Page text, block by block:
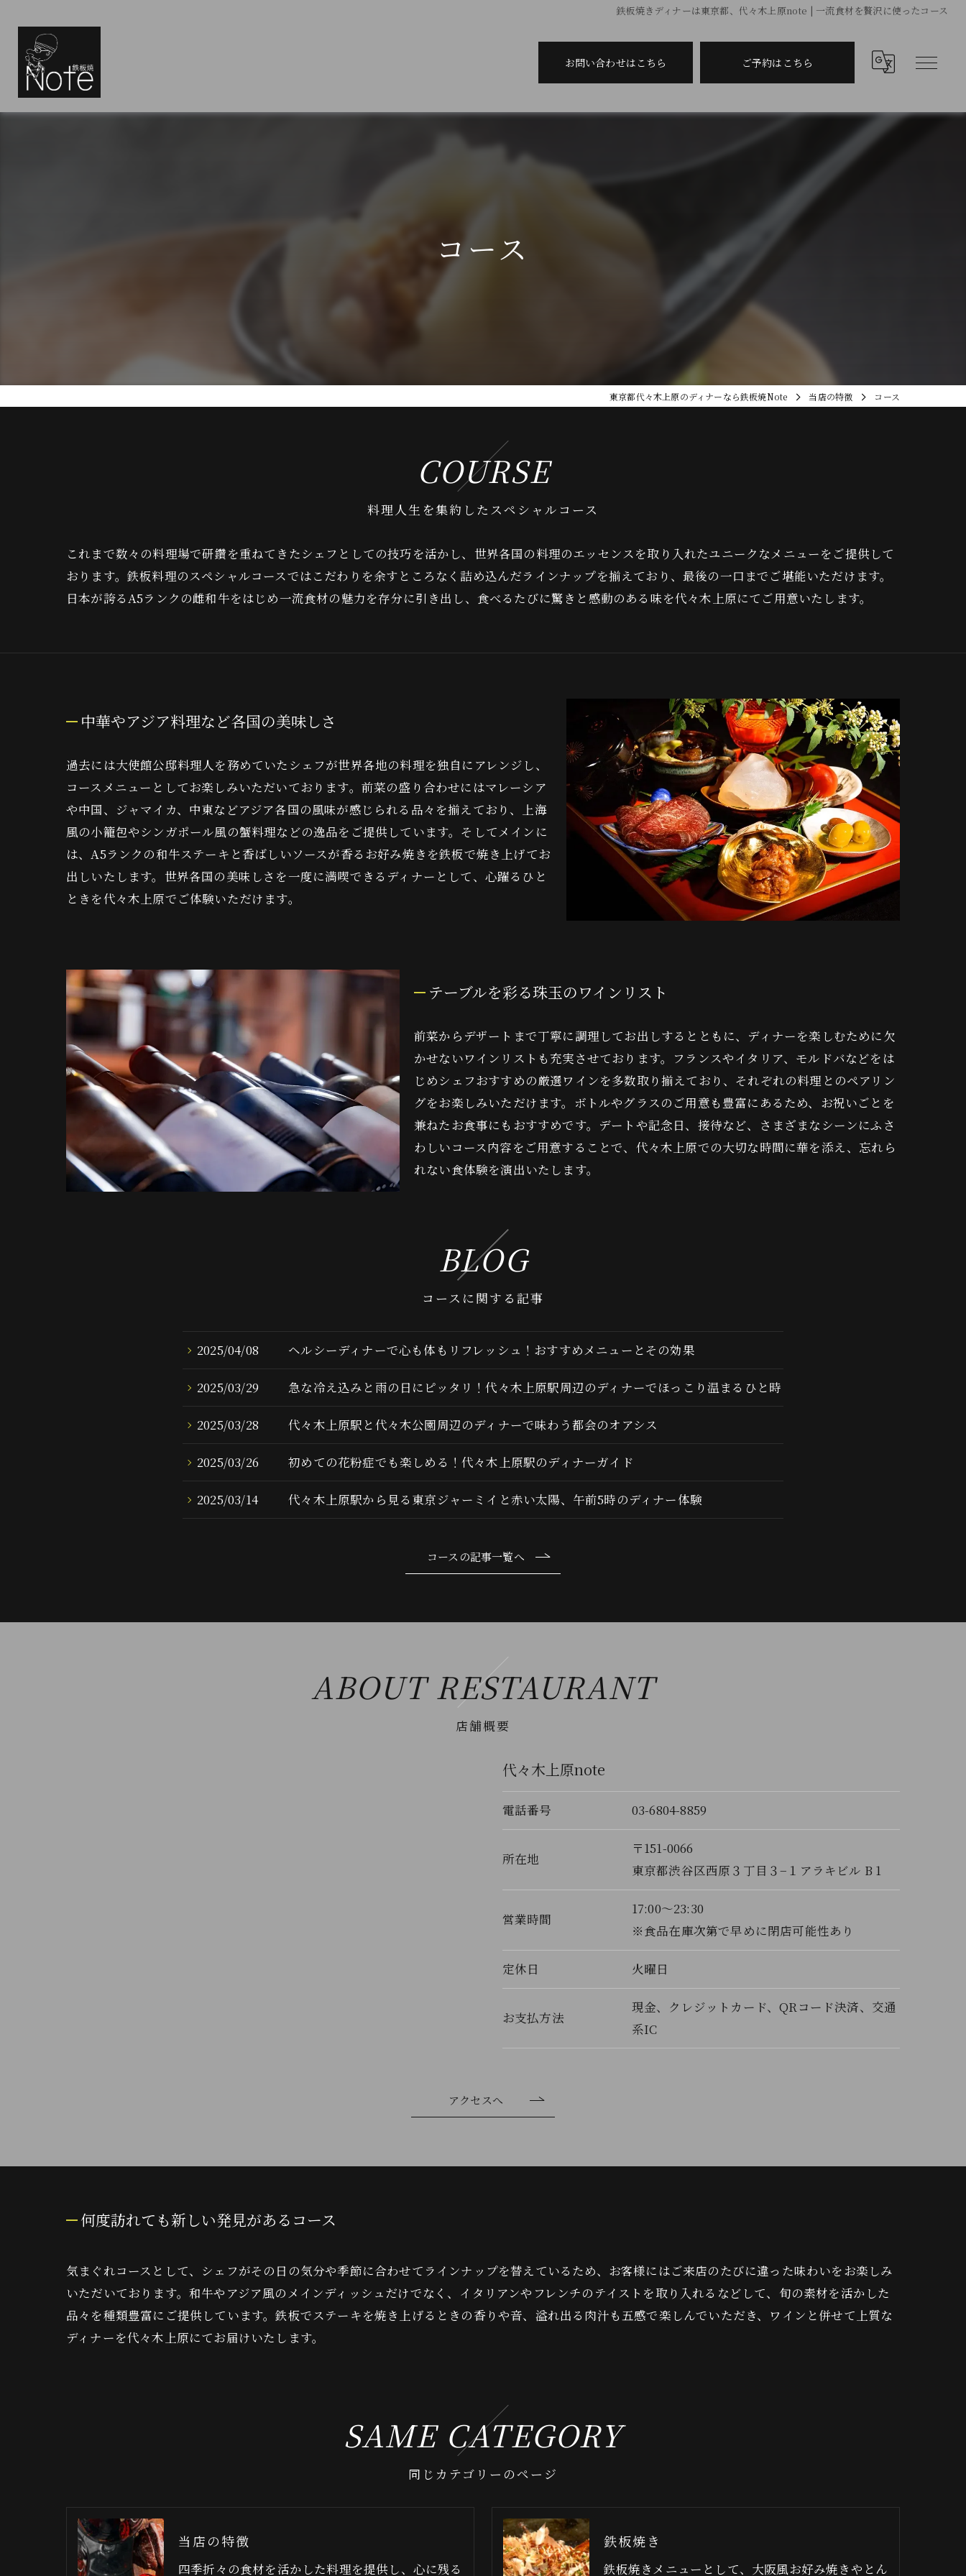
鉄板焼きディナーは東京都、代々木上原note | 一流食材を贅沢に使ったコース
お問い合わせはこちら ご予約はこちら
コース
東京都代々木上原のディナーなら鉄板焼Note 当店の特徴 コース
料理人生を集約したスペシャルコース
COURSE
これまで数々の料理場で研鑽を重ねてきたシェフとしての技巧を活かし、世界各国の料理のエッセンスを取り入れたユニークなメニューをご提供して
おります。鉄板料理のスペシャルコースではこだわりを余すところなく詰め込んだラインナップを揃えており、最後の一口までご堪能いただけます。
日本が誇るA5ランクの雌和牛をはじめ一流食材の魅力を存分に引き出し、食べるたびに驚きと感動のある味を代々木上原にてご用意いたします。
中華やアジア料理など各国の美味しさ
過去には大使館公邸料理人を務めていたシェフが世界各地の料理を独自にアレンジし、
コースメニューとしてお楽しみいただいております。前菜の盛り合わせにはマレーシア
や中国、ジャマイカ、中東などアジア各国の風味が感じられる品々を揃えており、上海
風の小籠包やシンガポール風の蟹料理などの逸品をご提供しています。そしてメインに
は、A5ランクの和牛ステーキと香ばしいソースが香るお好み焼きを鉄板で焼き上げてお
出しいたします。世界各国の美味しさを一度に満喫できるディナーとして、心躍るひと
ときを代々木上原でご体験いただけます。
テーブルを彩る珠玉のワインリスト
前菜からデザートまで丁寧に調理してお出しするとともに、ディナーを楽しむために欠
かせないワインリストも充実させております。フランスやイタリア、モルドバなどをは
じめシェフおすすめの厳選ワインを多数取り揃えており、それぞれの料理とのペアリン
グをお楽しみいただけます。ボトルやグラスのご用意も豊富にあるため、お祝いごとを
兼ねたお食事にもおすすめです。デートや記念日、接待など、さまざまなシーンにふさ
わしいコース内容をご用意することで、代々木上原での大切な時間に華を添え、忘れら
れない食体験を演出いたします。
BLOG
コースに関する記事
2025/04/08 ヘルシーディナーで心も体もリフレッシュ！おすすめメニューとその効果
2025/03/29 急な冷え込みと雨の日にピッタリ！代々木上原駅周辺のディナーでほっこり温まるひと時
2025/03/28 代々木上原駅と代々木公園周辺のディナーで味わう都会のオアシス
2025/03/26 初めての花粉症でも楽しめる！代々木上原駅のディナーガイド
2025/03/14 代々木上原駅から見る東京ジャーミイと赤い太陽、午前5時のディナー体験
コースの記事一覧へ
店舗概要
ABOUT RESTAURANT
代々木上原note
電話番号 03-6804-8859
所在地
〒151-0066
東京都渋谷区西原３丁目３−１アラキビル B 1
営業時間
17:00～23:30
※食品在庫次第で早めに閉店可能性あり
定休日 火曜日
お支払方法
現金、クレジットカード、QRコード決済、交通
系IC
アクセスへ
何度訪れても新しい発見があるコース
気まぐれコースとして、シェフがその日の気分や季節に合わせてラインナップを替えているため、お客様にはご来店のたびに違った味わいをお楽しみ
いただいております。和牛やアジア風のメインディッシュだけでなく、イタリアンやフレンチのテイストを取り入れるなどして、旬の素材を活かした
品々を種類豊富にご提供しています。鉄板でステーキを焼き上げるときの香りや音、溢れ出る肉汁も五感で楽しんでいただき、ワインと併せて上質な
ディナーを代々木上原にてお届けいたします。
同じカテゴリーのページ
SAME CATEGORY
当店の特徴
四季折々の食材を活かした料理を提供し、心に残る
鉄板焼き
鉄板焼きメニューとして、大阪風お好み焼きやとん